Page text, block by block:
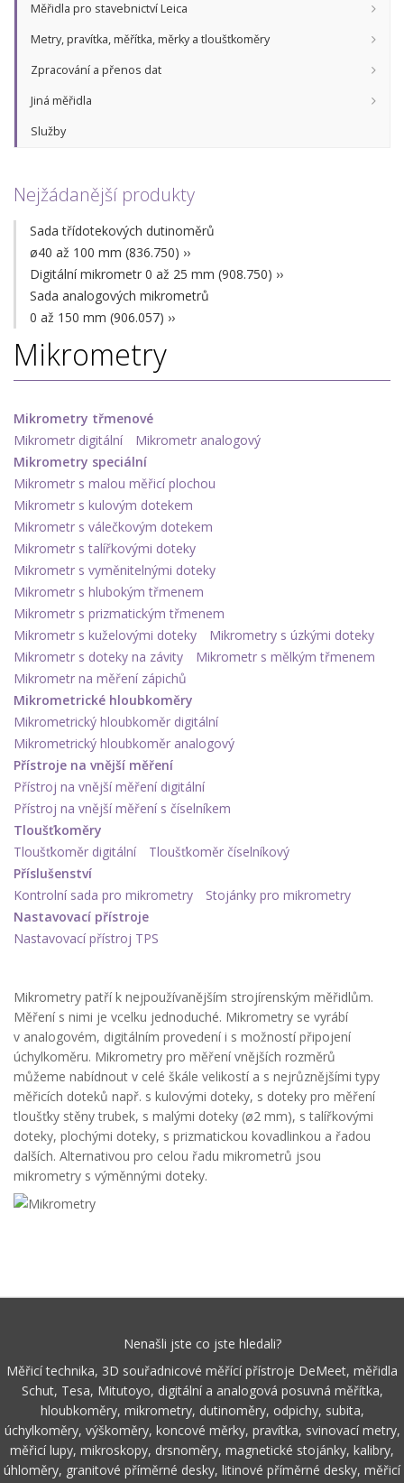
Měřidla pro stavebnictví Leica
Metry, pravítka, měřítka, měrky a tloušťkoměry
Zpracování a přenos dat
Jiná měřidla
Služby
Nejžádanější produkty
Sada třídotekových dutinoměrů
ø40 až 100 mm (836.750) ››
Digitální mikrometr 0 až 25 mm (908.750) ››
Sada analogových mikrometrů
0 až 150 mm (906.057) ››
Mikrometry
Mikrometry třmenové
Mikrometr digitální
Mikrometr analogový
Mikrometry speciální
Mikrometr s malou měřicí plochou
Mikrometr s kulovým dotekem
Mikrometr s válečkovým dotekem
Mikrometr s talířkovými doteky
Mikrometr s vyměnitelnými doteky
Mikrometr s hlubokým třmenem
Mikrometr s prizmatickým třmenem
Mikrometr s kuželovými doteky
Mikrometry s úzkými doteky
Mikrometr s doteky na závity
Mikrometr s mělkým třmenem
Mikrometr na měření zápichů
Mikrometrické hloubkoměry
Mikrometrický hloubkoměr digitální
Mikrometrický hloubkoměr analogový
Přístroje na vnější měření
Přístroj na vnější měření digitální
Přístroj na vnější měření s číselníkem
Tloušťkoměry
Tloušťkoměr digitální
Tloušťkoměr číselníkový
Příslušenství
Kontrolní sada pro mikrometry
Stojánky pro mikrometry
Nastavovací přístroje
Nastavovací přístroj TPS
Mikrometry patří k nejpoužívanějším strojírenským měřidlům.
Měření s nimi je vcelku jednoduché. Mikrometry se vyrábí
v analogovém, digitálním provedení i s možností připojení
úchylkoměru. Mikrometry pro měření vnějších rozměrů
můžeme nabídnout v celé škále velikostí a s nejrůznějšími typy
měřicích doteků např. s kulovými doteky, s doteky pro měření
tloušťky stěny trubek, s malými doteky (ø2 mm), s talířkovými
doteky, plochými doteky, s prizmatickou kovadlinkou a řadou
dalších. Alternativou pro celou řadu mikrometrů jsou
mikrometry s výměnnými doteky.
Nenašli jste co jste hledali?
Měřicí technika, 3D souřadnicové měřící přístroje DeMeet, měřidla
Schut, Tesa, Mitutoyo, digitální a analogová posuvná měřítka,
hloubkoměry, mikrometry, dutinoměry, odpichy, subita,
úchylkoměry, výškoměry, koncové měrky, pravítka, svinovací metry,
měřicí lupy, mikroskopy, drsnoměry, magnetické stojánky, kalibry,
úhloměry, granitové příměrné desky, litinové příměrné desky, měřicí